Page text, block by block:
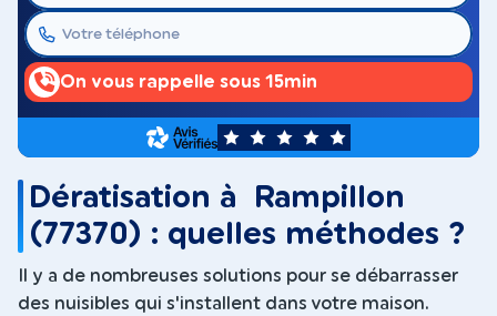
On vous rappelle sous 15min
5
Dératisation à Rampillon
(77370) : quelles méthodes ?
Il y a de nombreuses solutions pour se débarrasser
des nuisibles qui s'installent dans votre maison.